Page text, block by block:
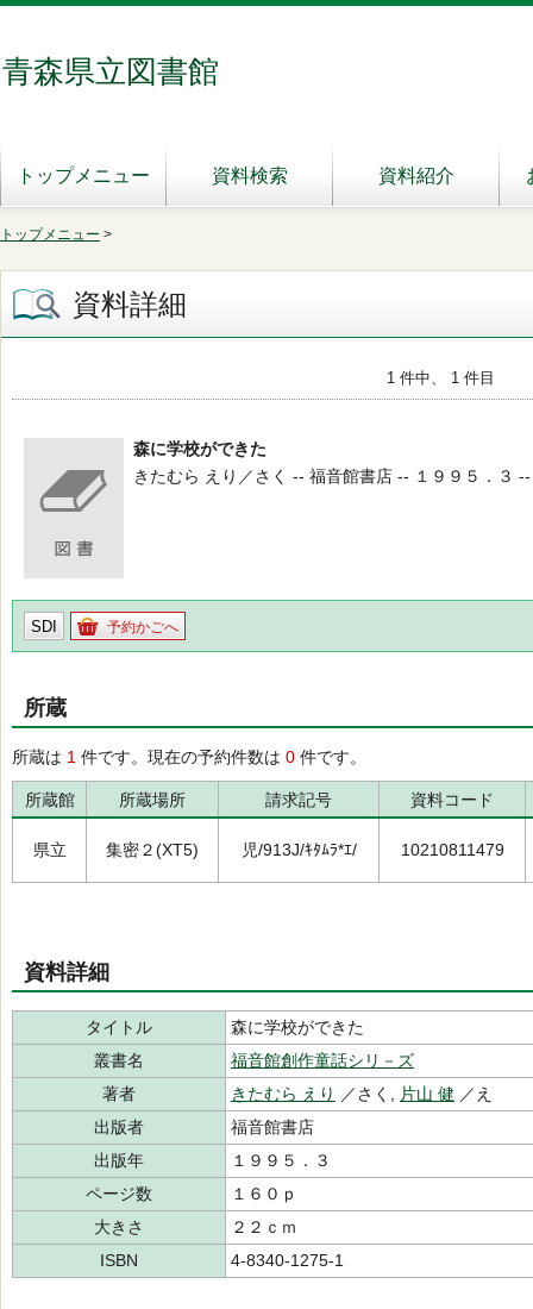
青森県立図書館
トップメニュー 資料検索 資料紹介
トップメニュー >
資料詳細
1 件中、 1 件目
森に学校ができた
きたむら えり／さく -- 福音館書店 -- １９９５．３ --
SDI 予約かごへ
所蔵
所蔵は 1 件です。現在の予約件数は 0 件です。
所蔵館 所蔵場所 請求記号 資料コード
県立 集密２(XT5) 児/913J/ｷﾀﾑﾗ*ｴ/ 10210811479
資料詳細
タイトル
森に学校ができた
叢書名
福音館創作童話シリ－ズ
著者
きたむら えり ／さく, 片山 健 ／え
出版者
福音館書店
出版年
１９９５．３
ページ数
１６０ｐ
大きさ
２２ｃｍ
ISBN
4-8340-1275-1